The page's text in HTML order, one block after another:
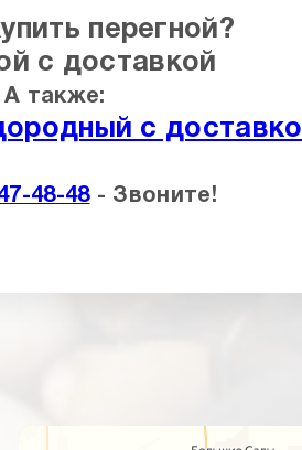
перегной?
с доставкой
А также:
с
48-48- Звоните!